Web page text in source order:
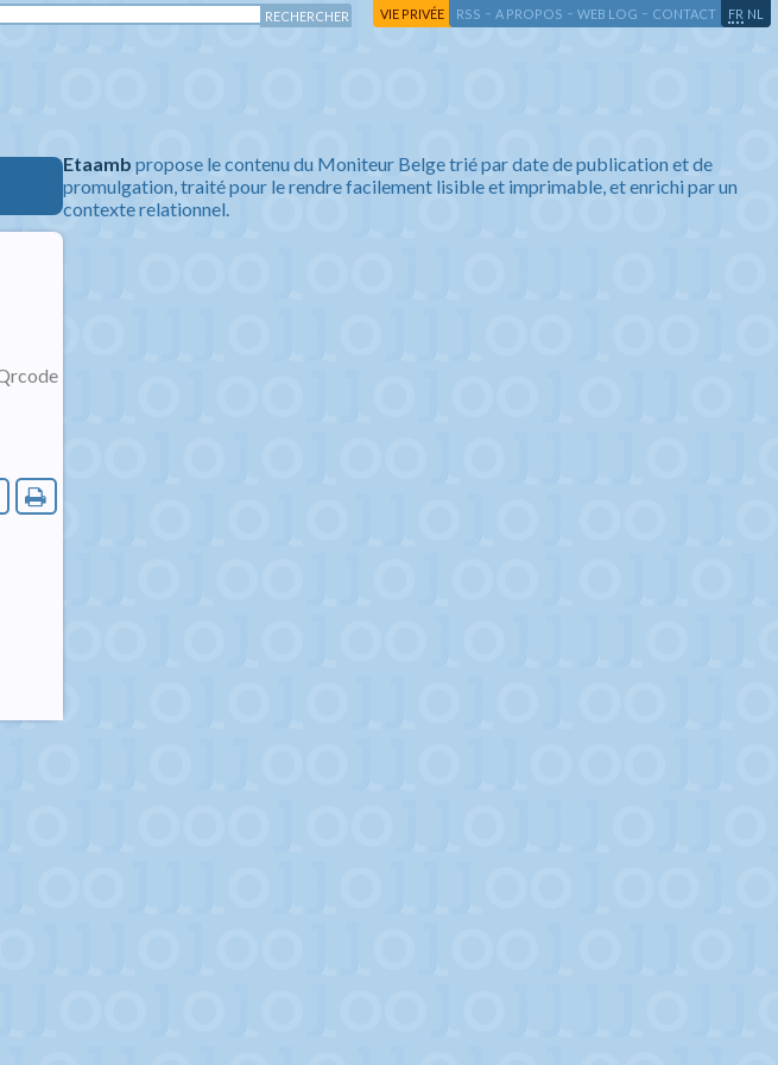
VIE PRIVÉE RSS - A PROPOS - WEB LOG - CONTACT FR NL
Etaamb propose le contenu du Moniteur Belge trié par date de publication et de
promulgation, traité pour le rendre facilement lisible et imprimable, et enrichi par un
contexte relationnel.